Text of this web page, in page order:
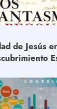
de Jesús